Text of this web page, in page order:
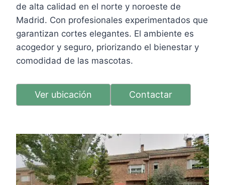
de alta calidad en el norte y noroeste de
Madrid. Con profesionales experimentados que
garantizan cortes elegantes. El ambiente es
acogedor y seguro, priorizando el bienestar y
comodidad de las mascotas.
Ver ubicación Contactar